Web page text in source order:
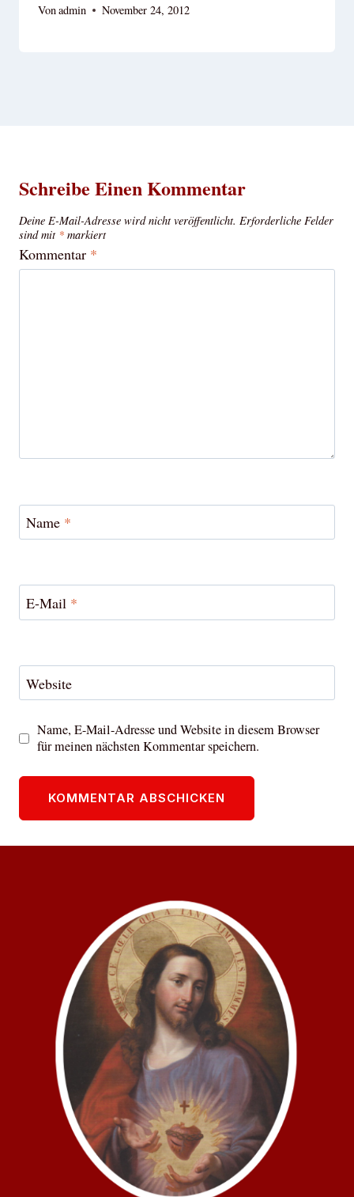
Vonadmin November 24, 2012
Schreibe Einen Kommentar
Deine E-Mail-Adresse wird nicht veröffentlicht. Erforderliche Felder
sind mit * markiert
Kommentar *
Name *
E-Mail *
Website
Name, E-Mail-Adresse und Website in diesem Browser
für meinen nächsten Kommentar speichern.